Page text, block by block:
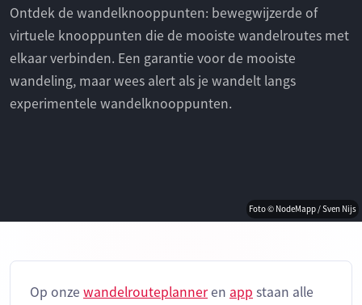
Foto © NodeMapp / Sven Nijs
Ontdek de wandelknooppunten: bewegwijzerde of
virtuele knooppunten die de mooiste wandelroutes met
elkaar verbinden. Een garantie voor de mooiste
wandeling, maar wees alert als je wandelt langs
experimentele wandelknooppunten.
Op onze wandelrouteplanneren app staan alle